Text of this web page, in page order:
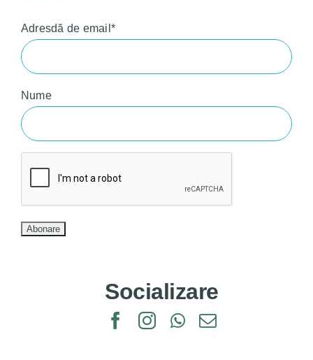
Adresdă de email*
Nume
Socializare